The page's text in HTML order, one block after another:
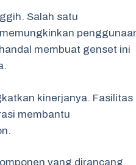
Salah satu
membuat genset ini
kinerjanya. Fasilitas
membantu
yang dirancang